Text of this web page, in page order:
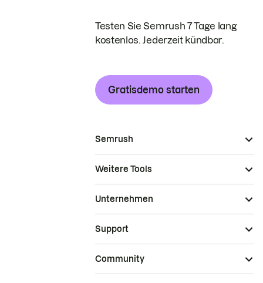
Testen Sie Semrush 7 Tage lang
kostenlos. Jederzeit kündbar.
Gratisdemo starten
Semrush
Weitere Tools
Unternehmen
Support
Community